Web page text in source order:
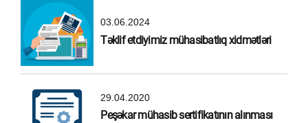
03.06.2024
Təklif etdiyimiz mühasibatlıq xidmətləri
29.04.2020
Peşəkar mühasib sertifikatının alınması